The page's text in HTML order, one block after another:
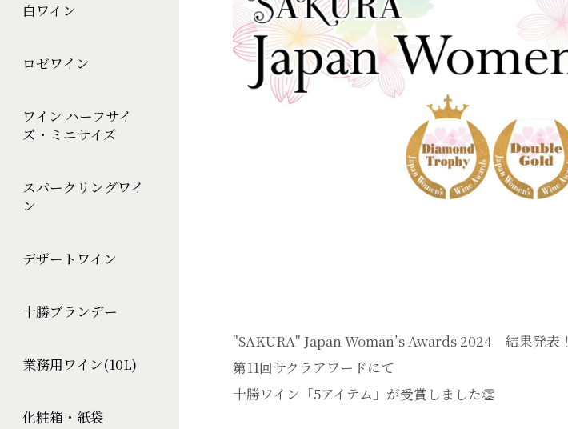
白ワイン
ロゼワイン
ワイン ハーフサイ
ズ・ミニサイズ
スパークリングワイ
ン
デザートワイン
十勝ブランデー
業務用ワイン(10L)
化粧箱・紙袋
"SAKURA" Japan Woman’s Awards 2024 結果発表！
第11回サクラアワードにて
十勝ワイン「5アイテム」が受賞しました👏